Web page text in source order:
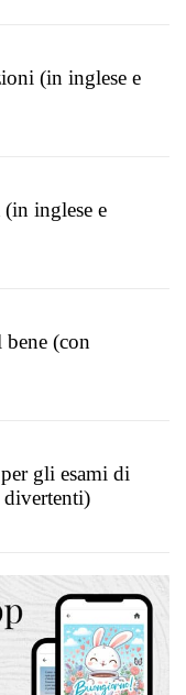
(in inglese e
inglese e
bene (con
gli esami di
divertenti)